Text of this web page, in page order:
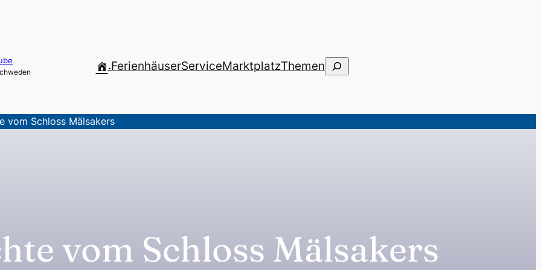
.FerienhäuserServiceMarktplatzThemenSuchen
vom Schloss Mälsakers
vom Schloss Mälsakers